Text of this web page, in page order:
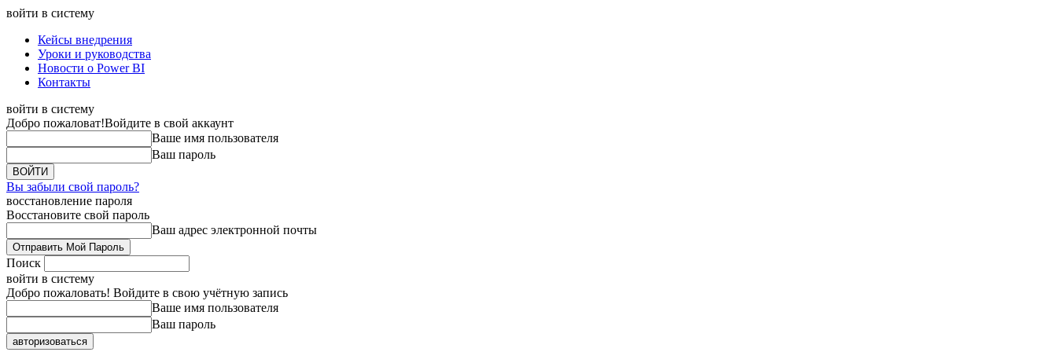
войти в систему
Кейсы внедрения
Уроки и руководства
Новости о Power BI
Контакты
войти в систему
Добро пожаловат!Войдите в свой аккаунт
Ваше имя пользователя
Ваш пароль
Вы забыли свой пароль?
восстановление пароля
Восстановите свой пароль
Ваш адрес электронной почты
Поиск
войти в систему
Добро пожаловать! Войдите в свою учётную запись
Ваше имя пользователя
Ваш пароль